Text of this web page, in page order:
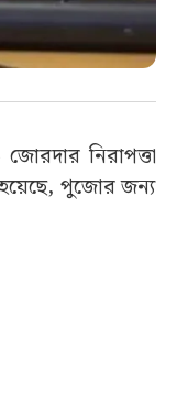
নিরাপত্তা
হয়েছে, পুজোর জন্য